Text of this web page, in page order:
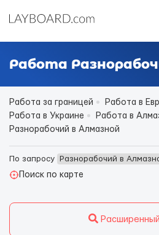
Работа
Работа за границей
Работа в
Работа в Украине
Работа в
Разнорабочий в Алмазной
По запросу Разнорабочий в
Поиск по карте